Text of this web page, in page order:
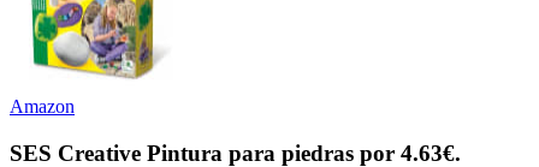
Amazon
SES Creative Pintura para piedras por 4.63€.